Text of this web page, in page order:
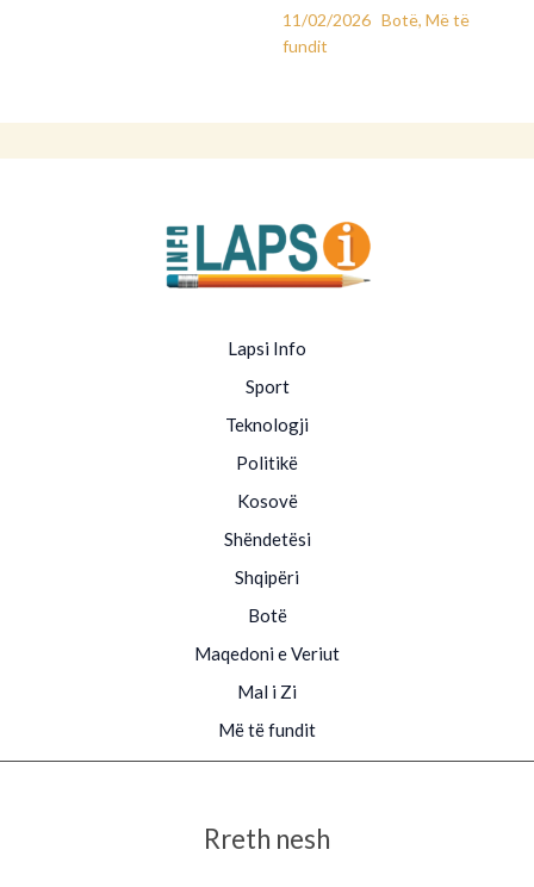
11/02/2026 Botë, Më të
fundit
Lapsi Info
Sport
Teknologji
Politikë
Kosovë
Shëndetësi
Shqipëri
Botë
Maqedoni e Veriut
Mal i Zi
Më të fundit
Rreth nesh